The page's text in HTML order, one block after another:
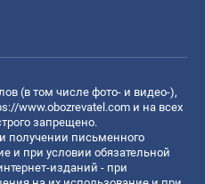
(в том числе фото- и видео-),
www.obozrevatel.com и на всех
запрещено.
получении письменного
и при условии обязательной
изданий - при